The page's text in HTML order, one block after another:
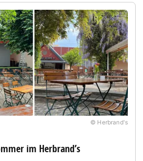
© Herbrand's
im Herbrand’s